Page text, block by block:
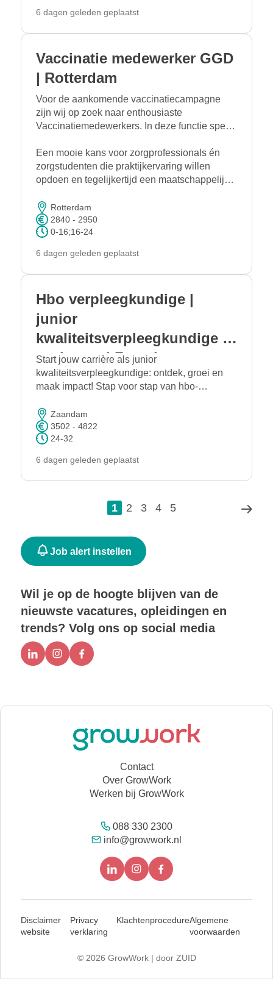
6 dagen geleden geplaatst
Vaccinatie medewerker GGD
| Rotterdam
Voor de aankomende vaccinatiecampagne
zijn wij op zoek naar enthousiaste
Vaccinatiemedewerkers. In deze functie speel
zorgvuldig uitvoeren van vaccinaties. Je
ontvangt bezoekers, stelt hen gerust en zorgt
ervoor dat iedere vaccinatie volgens protocol
Een mooie kans voor zorgprofessionals én
zorgstudenten die praktijkervaring willen
opdoen en tegelijkertijd een maatschappelijke
Rotterdam
2840 - 2950
0-16;16-24
6 dagen geleden geplaatst
Hbo verpleegkundige |
junior
kwaliteitsverpleegkundige &
projecten | Zaandam
Start jouw carrière als junior
kwaliteitsverpleegkundige: ontdek, groei en
maak impact! Stap voor stap van hbo-
kwaliteitsverpleegkundige in de ouderenzorg,
met vertrouwen en de ondersteuning van
GrowWork
Zaandam
3502 - 4822
24-32
6 dagen geleden geplaatst
1 2 3 4 5
Job alert instellen
Wil je op de hoogte blijven van de
nieuwste vacatures, opleidingen en
trends? Volg ons op social media
Contact
Over GrowWork
Werken bij GrowWork
088 330 2300
info@growwork.nl
Disclaimer
website
Privacy
verklaring
KlachtenprocedureAlgemene
voorwaarden
© 2026 GrowWork | door ZUID